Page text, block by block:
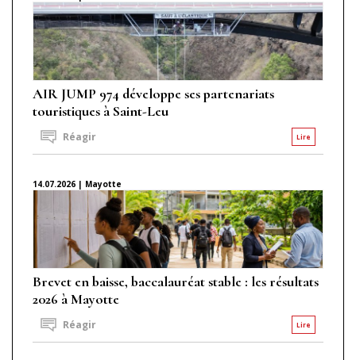
AIR JUMP 974 développe ses partenariats
touristiques à Saint-Leu
Lire
Réagir
14.07.2026 | Mayotte
Brevet en baisse, baccalauréat stable : les résultats
2026 à Mayotte
Lire
Réagir